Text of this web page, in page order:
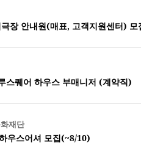
장 안내원(매표, 고객지원센터)
스퀘어 하우스 부매니저 (계약직)
재단
우스어셔 모집(~8/10)